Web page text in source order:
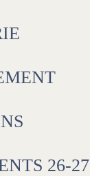
26-27